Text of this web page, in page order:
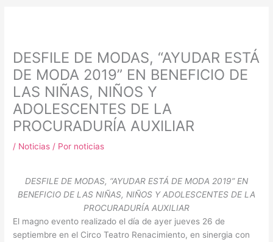
DESFILE DE MODAS, “AYUDAR ESTÁ
DE MODA 2019” EN BENEFICIO DE
LAS NIÑAS, NIÑOS Y
ADOLESCENTES DE LA
PROCURADURÍA AUXILIAR
/ Noticias / Por noticias
DESFILE DE MODAS, “AYUDAR ESTÁ DE MODA 2019” EN
BENEFICIO DE LAS NIÑAS, NIÑOS Y ADOLESCENTES DE LA
PROCURADURÍA AUXILIAR
El magno evento realizado el día de ayer jueves 26 de
septiembre en el Circo Teatro Renacimiento, en sinergia con